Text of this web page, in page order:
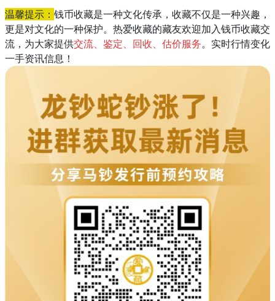
温馨提示： 钱币收藏是一种文化传承，收藏不仅是一种兴趣，
更是对文化的一种保护。热爱收藏的藏友欢迎加入钱币收藏交
流，为大家提供交流、鉴定、回收、估价服务。实时行情变化
一手资讯信息！